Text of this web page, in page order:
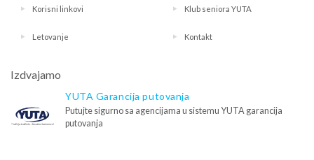
Korisni linkovi Klub seniora YUTA
Letovanje Kontakt
Izdvajamo
YUTA Garancija putovanja
Putujte sigurno sa agencijama u sistemu YUTA garancija
putovanja